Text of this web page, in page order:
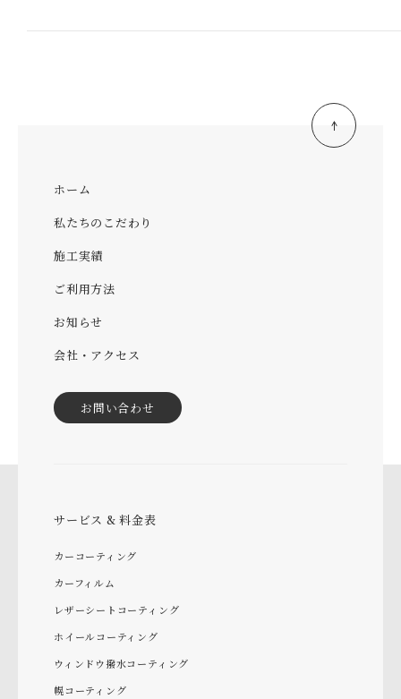
ホーム
私たちのこだわり
施工実績
ご利用方法
お知らせ
会社・アクセス
お問い合わせ
サービス & 料金表
カーコーティング
カーフィルム
レザーシートコーティング
ホイールコーティング
ウィンドウ撥水コーティング
幌コーティング